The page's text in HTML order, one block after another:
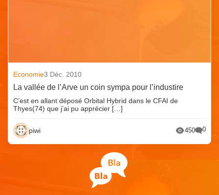
Economie3 Déc. 2010
La vallée de l’Arve un coin sympa pour l’industire
C’est en allant déposé Orbital Hybrid dans le CFAI de
Thyes(74) que j’ai pu apprécier […]
piwi 450 0